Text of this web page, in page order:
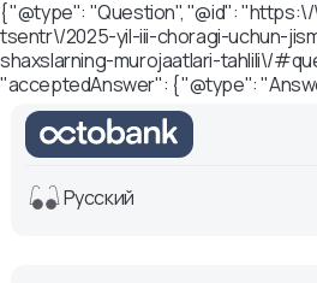
{ "@type": "Question", "@id":
tsentr\/2025-yil-iii-choragi-uchun-
shaxslarning-murojaatlari-tahlili\/
"acceptedAnswer": { "@type":
Русский